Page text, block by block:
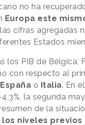
no ha
Europa este
cifras agregadas
Estados
los PIB de Bélgica,
con respecto al
España o Italia. En
la segunda
de la
niveles previos